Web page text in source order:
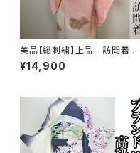
美品【総刺繍】上品 訪問着 単
衣 s182
¥14,900